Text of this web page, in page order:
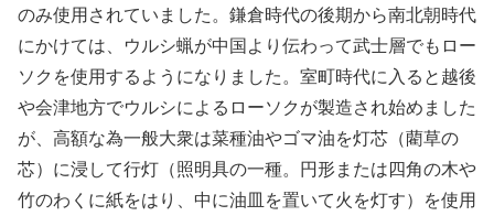
のみ使用されていました。鎌倉時代の後期から南北朝時代
にかけては、ウルシ蝋が中国より伝わって武士層でもロー
ソクを使用するようになりました。室町時代に入ると越後
や会津地方でウルシによるローソクが製造され始めました
が、高額な為一般大衆は菜種油やゴマ油を灯芯（藺草の
芯）に浸して行灯（照明具の一種。円形または四角の木や
竹のわくに紙をはり、中に油皿を置いて火を灯す）を使用